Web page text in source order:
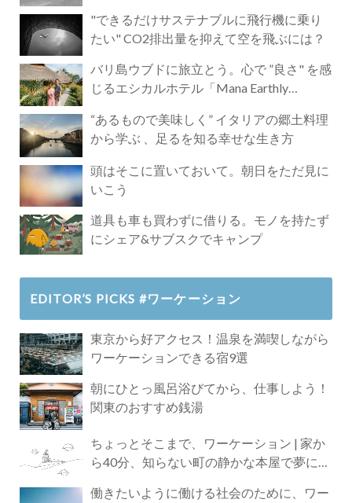
"できるだけサステナブルに飛行機に乗り
たい" CO2排出量を抑えて空を飛ぶには？
バリ島ウブドに旅立とう。心で ”良さ" を感
じるエシカルホテル「Mana Earthly
“あるもので美味しく” イタリアの郷土料理
から学ぶ 、足るを知る幸せな生き方
頭はそこに置いておいて。朝日をただ見に
いこう
道具も車も買わずに借りる。モノを持たず
にシェア&サブスクでキャンプ
EDITOR’S PICKS #ワーケーション
東京から好アクセス！温泉を満喫しながら
ワーケーションできる宿9選
朝にひとっ風呂浴びてから、仕事しよう！
関東のおすすめ銭湯
ちょっとそこまで、ワーケーション | 家か
ら40分、知らない町の静かな本屋で夢に近
働きたいように働ける社会のために、ワー